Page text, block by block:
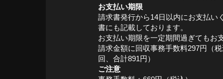
お支払い期限
請求書発行から14日以内にお支払い
書にも記載しております。
お支払い期限を一定期間過ぎてもお
請求金額に回収事務手数料297円（
回、合計891円）
ご注意